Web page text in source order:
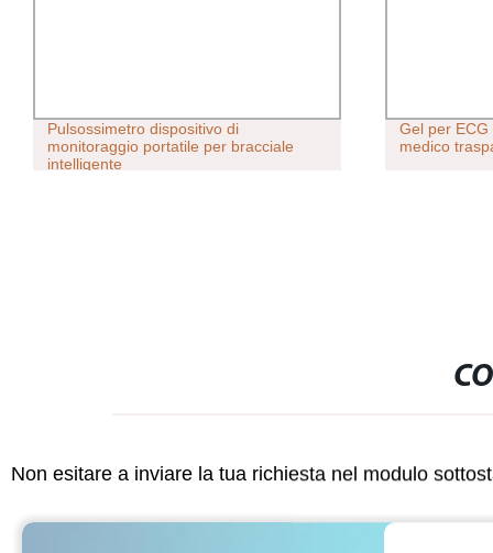
Pulsossimetro dispositivo di
monitoraggio portatile per bracciale
intelligente
Gel per
medico
Non esitare a inviare la tua richiesta nel modulo